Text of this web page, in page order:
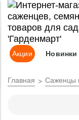
Адрес доставки:
Акции Новинки
Главная Саженцы